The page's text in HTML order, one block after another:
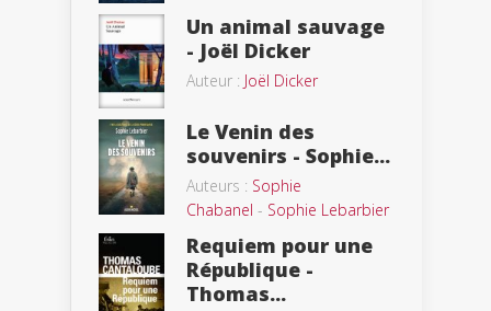
Un animal sauvage
- Joël Dicker
Auteur : Joël Dicker
Le Venin des
souvenirs - Sophie...
Auteurs : Sophie
Chabanel - Sophie Lebarbier
Requiem pour une
République -
Thomas...